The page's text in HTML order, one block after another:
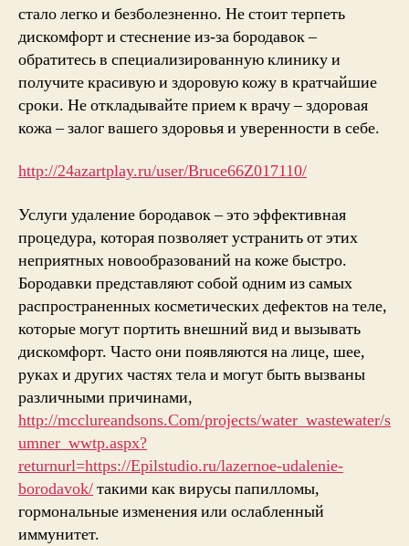
стало легко и безболезненно. Не стоит терпеть
дискомфорт и стеснение из-за бородавок –
обратитесь в специализированную клинику и
получите красивую и здоровую кожу в кратчайшие
сроки. Не откладывайте прием к врачу – здоровая
кожа – залог вашего здоровья и уверенности в себе.
http://24azartplay.ru/user/Bruce66Z017110/
Услуги удаление бородавок – это эффективная
процедура, которая позволяет устранить от этих
неприятных новообразований на коже быстро.
Бородавки представляют собой одним из самых
распространенных косметических дефектов на теле,
которые могут портить внешний вид и вызывать
дискомфорт. Часто они появляются на лице, шее,
руках и других частях тела и могут быть вызваны
различными причинами,
http://mcclureandsons.Com/projects/water_wastewater/s
umner_wwtp.aspx?
returnurl=https://Epilstudio.ru/lazernoe-udalenie-
borodavok/такими как вирусы папилломы,
гормональные изменения или ослабленный
иммунитет.